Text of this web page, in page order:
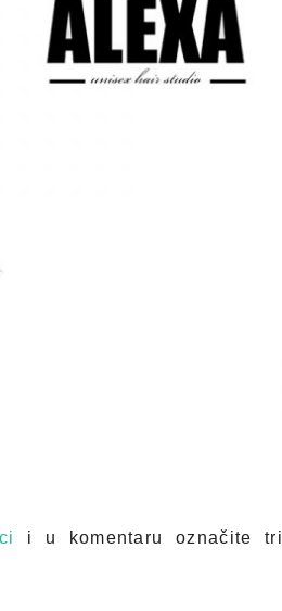
i u komentaru označite tri